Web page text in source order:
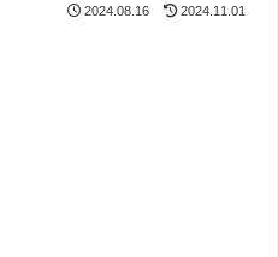
2024.08.16 2024.11.01